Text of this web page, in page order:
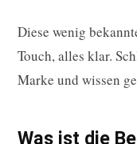
Diese wenig
Touch, alles klar.
Marke und wissen
Was ist die